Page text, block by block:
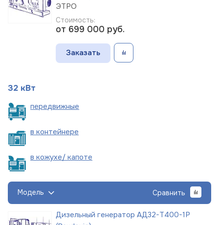
ЭТРО
Стоимость:
от 699 000 руб.
Заказать
32 кВт
передвижные
в контейнере
в кожухе/ капоте
Модель Сравнить
Дизельный генератор АД32-Т400-1Р